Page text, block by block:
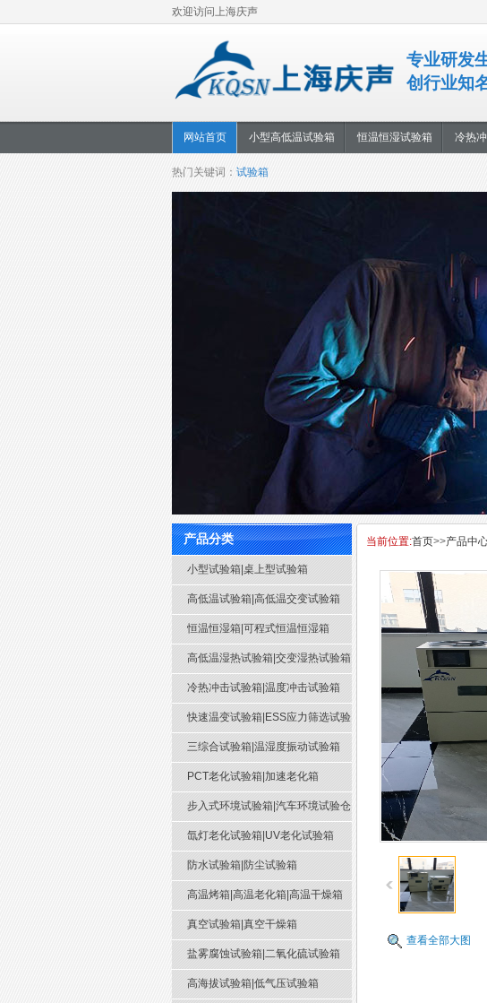
欢迎访问上海庆声
专业研发
创行业知
网站首页 小型高低温试验箱 恒温恒湿试验箱 冷热
热门关键词： 试验箱
产品分类
小型试验箱|桌上型试验箱
高低温试验箱|高低温交变试验箱
恒温恒湿箱|可程式恒温恒湿箱
高低温湿热试验箱|交变湿热试验箱
冷热冲击试验箱|温度冲击试验箱
快速温变试验箱|ESS应力筛选试验
箱
三综合试验箱|温湿度振动试验箱
PCT老化试验箱|加速老化箱
步入式环境试验箱|汽车环境试验仓
氙灯老化试验箱|UV老化试验箱
防水试验箱|防尘试验箱
高温烤箱|高温老化箱|高温干燥箱
真空试验箱|真空干燥箱
盐雾腐蚀试验箱|二氧化硫试验箱
高海拔试验箱|低气压试验箱
当前位置:首页>>产品中
查看全部大图